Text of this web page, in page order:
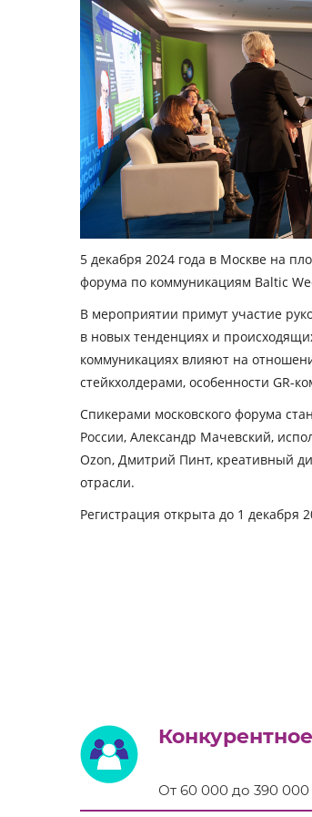
5 декабря 2024 года в Москве на
форума по коммуникациям Baltic
В мероприятии примут участие
в новых тенденциях и
коммуникациях влияют на
стейкхолдерами, особенности GR-
Спикерами московского форума
России, Александр Мачевский,
Ozon, Дмитрий Пинт, креативный
отрасли.
Регистрация открыта до 1 декабря
От 60 000 до 390 000